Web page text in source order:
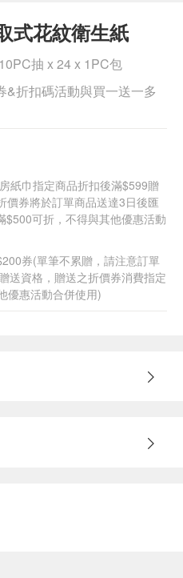
式花紋衛生紙
抽 x 24 x 1PC包
折扣碼活動與買一送一多
紙巾指定商品折扣後滿$599贈
價券將於訂單商品送達3日後匯
$500可折，不得與其他優惠活動
券(單筆不累贈，請注意訂單
送資格，贈送之折價券消費指定
優惠活動合併使用)